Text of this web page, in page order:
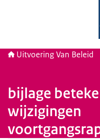
Uitvoering Van Beleid
bijlage
wijzigingen